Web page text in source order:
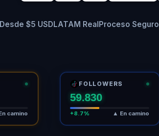
Desde $5 USDLATAM RealProceso Seguro
camino
FOLLOWERS
59.832
+8.7% ▲ En camino